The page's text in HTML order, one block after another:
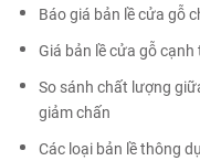
Báo giá bản lề cửa gỗ
Giá bản lề cửa gỗ
So sánh chất lượng
giảm chấn
Các loại bản lề thông